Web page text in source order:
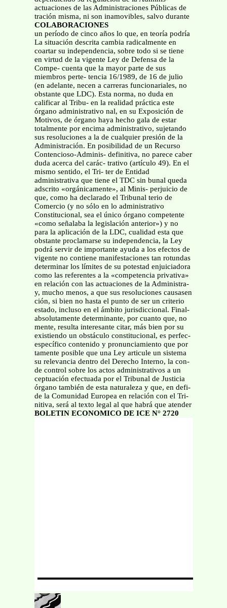
actuaciones de las Administraciones Públicas de
tración misma, ni son inamovibles, salvo durante
COLABORACIONES
un período de cinco años lo que, en teoría podría
La situación descrita cambia radicalmente en
coartar su independencia, sobre todo si se tiene
en virtud de la vigente Ley de Defensa de la
Compe- cuenta que la mayor parte de sus
miembros perte- tencia 16/1989, de 16 de julio
(en adelante, necen a carreras funcionariales, no
obstante que LDC). Esta norma, no duda en
calificar al Tribu- en la realidad práctica este
órgano administrativo nal, en su Exposición de
Motivos, de órgano haya hecho gala de estar
totalmente por encima administrativo, sujetando
sus resoluciones a la de cualquier presión de la
Administración. En posibilidad de un Recurso
Contencioso-Adminis- definitiva, no parece caber
duda acerca del carác- trativo (artículo 49). En el
mismo sentido, el Tri- ter de Entidad
administrativa que tiene el TDC sin bunal queda
adscrito «orgánicamente», al Minis- perjuicio de
que, como ha declarado el Tribunal terio de
Comercio (y no sólo en lo administrativo
Constitucional, sea el único órgano competente
«como señalaba la legislación anterior») y no
para la aplicación de la LDC, cualidad esta que
obstante proclamarse su independencia, la Ley
podrá servir de importante ayuda a los efectos de
vigente no contiene manifestaciones tan rotundas
determinar los límites de su potestad enjuiciadora
como las referentes a la «competencia privativa»
en relación con las actuaciones de la Administra-
y, mucho menos, a que sus resoluciones causasen
ción, si bien no hasta el punto de ser un criterio
estado, incluso en el ámbito jurisdiccional. Final-
absolutamente determinante, por cuanto que, no
mente, resulta interesante citar, más bien por su
existiendo un obstáculo constitucional, es perfec-
específico contenido y pronunciamiento que por
tamente posible que una Ley articule un sistema
su relevancia dentro del Derecho Interno, la con-
de control sobre los actos administrativos a un
ceptuación efectuada por el Tribunal de Justicia
órgano también de esta naturaleza y que, en defi-
de la Comunidad Europea en relación con el Tri-
nitiva, será al texto legal al que habrá que atender
BOLETIN ECONOMICO DE ICE N° 2720